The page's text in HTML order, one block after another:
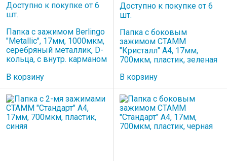
Доступно к покупке от 6
шт.
Папка c зажимом Berlingo
"Metallic", 17мм, 1000мкм,
серебряный металлик, D-
кольца, с внутр. карманом
В корзину
Доступно к покупке от 6
шт.
Папка с боковым
зажимом СТАММ
"Кристалл" А4, 17мм,
700мкм, пластик, зеленая
В корзину